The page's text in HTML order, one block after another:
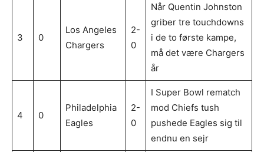
3 0
Los Angeles
Chargers
2-
0
Når Quentin Johnston
griber tre touchdowns
i de to første kampe,
må det være Chargers
år
4 0
Philadelphia
Eagles
2-
0
I Super Bowl rematch
mod Chiefs tush
pushede Eagles sig til
endnu en sejr